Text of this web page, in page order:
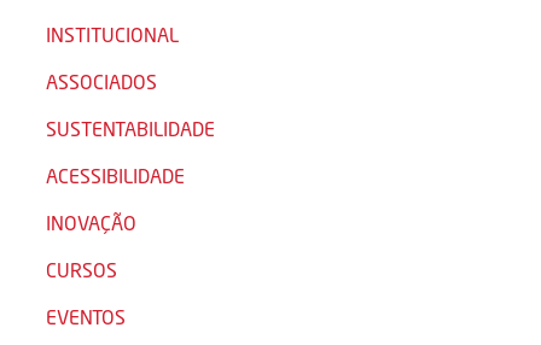
INSTITUCIONAL
ASSOCIADOS
SUSTENTABILIDADE
ACESSIBILIDADE
INOVAÇÃO
CURSOS
EVENTOS